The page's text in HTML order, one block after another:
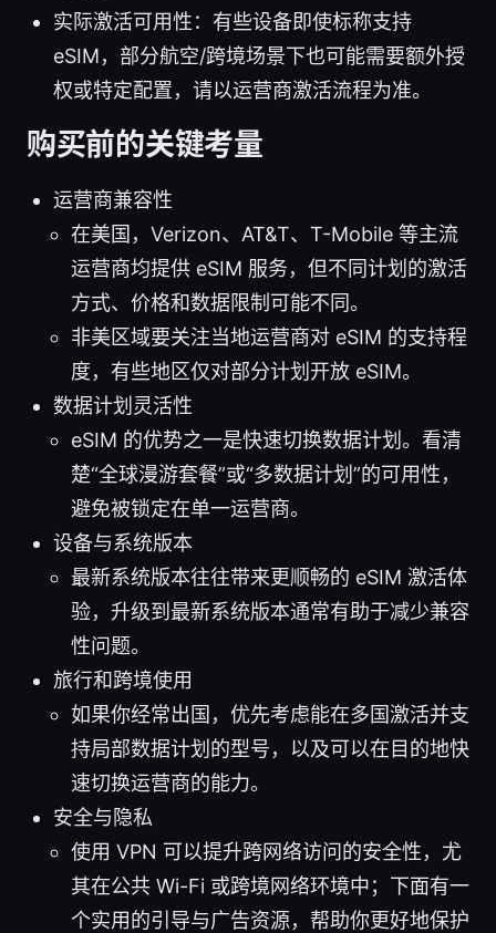
实际激活可用性：有些设备即使标称支持
eSIM，部分航空/跨境场景下也可能需要额外授
权或特定配置，请以运营商激活流程为准。
购买前的关键考量
运营商兼容性
在美国，Verizon、AT&T、T-Mobile 等主流
运营商均提供 eSIM 服务，但不同计划的激活
方式、价格和数据限制可能不同。
非美区域要关注当地运营商对 eSIM 的支持程
度，有些地区仅对部分计划开放 eSIM。
数据计划灵活性
eSIM 的优势之一是快速切换数据计划。看清
楚“全球漫游套餐”或“多数据计划”的可用性，
避免被锁定在单一运营商。
设备与系统版本
最新系统版本往往带来更顺畅的 eSIM 激活体
验，升级到最新系统版本通常有助于减少兼容
性问题。
旅行和跨境使用
如果你经常出国，优先考虑能在多国激活并支
持局部数据计划的型号，以及可以在目的地快
速切换运营商的能力。
安全与隐私
使用 VPN 可以提升跨网络访问的安全性，尤
其在公共 Wi-Fi 或跨境网络环境中；下面有一
个实用的引导与广告资源，帮助你更好地保护